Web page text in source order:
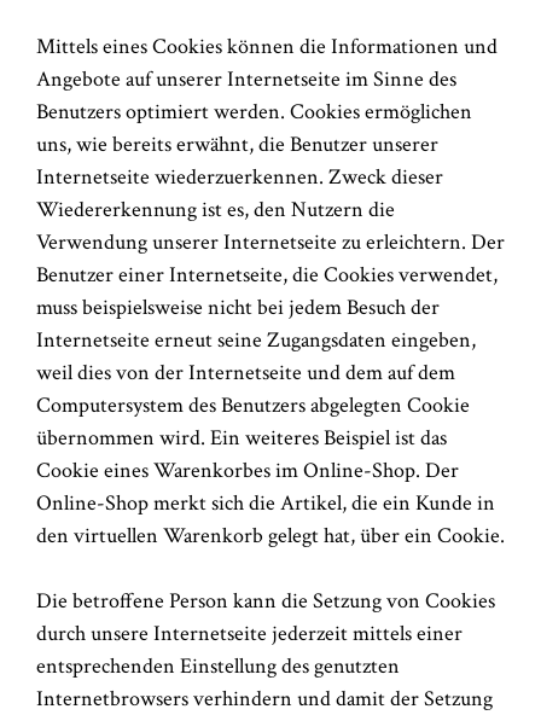
Mittels eines Cookies können die Informationen und
Angebote auf unserer Internetseite im Sinne des
Benutzers optimiert werden. Cookies ermöglichen
uns, wie bereits erwähnt, die Benutzer unserer
Internetseite wiederzuerkennen. Zweck dieser
Wiedererkennung ist es, den Nutzern die
Verwendung unserer Internetseite zu erleichtern. Der
Benutzer einer Internetseite, die Cookies verwendet,
muss beispielsweise nicht bei jedem Besuch der
Internetseite erneut seine Zugangsdaten eingeben,
weil dies von der Internetseite und dem auf dem
Computersystem des Benutzers abgelegten Cookie
übernommen wird. Ein weiteres Beispiel ist das
Cookie eines Warenkorbes im Online-Shop. Der
Online-Shop merkt sich die Artikel, die ein Kunde in
den virtuellen Warenkorb gelegt hat, über ein Cookie.
Die betroffene Person kann die Setzung von Cookies
durch unsere Internetseite jederzeit mittels einer
entsprechenden Einstellung des genutzten
Internetbrowsers verhindern und damit der Setzung